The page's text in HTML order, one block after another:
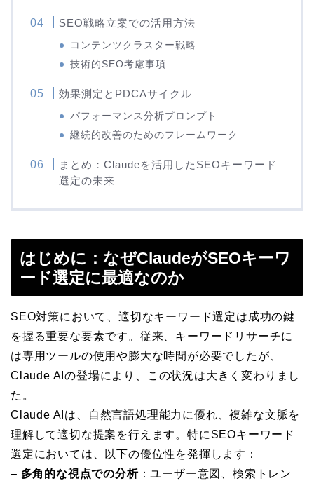
SEO戦略立案での活用方法
コンテンツクラスター戦略
技術的SEO考慮事項
効果測定とPDCAサイクル
パフォーマンス分析プロンプト
継続的改善のためのフレームワーク
まとめ：Claudeを活用したSEOキーワード
選定の未来
はじめに：なぜClaudeがSEOキーワ
ード選定に最適なのか
SEO対策において、適切なキーワード選定は成功の鍵
を握る重要な要素です。従来、キーワードリサーチに
は専用ツールの使用や膨大な時間が必要でしたが、
Claude AIの登場により、この状況は大きく変わりまし
た。
Claude AIは、自然言語処理能力に優れ、複雑な文脈を
理解して適切な提案を行えます。特にSEOキーワード
選定においては、以下の優位性を発揮します：
– 多角的な視点での分析：ユーザー意図、検索トレン